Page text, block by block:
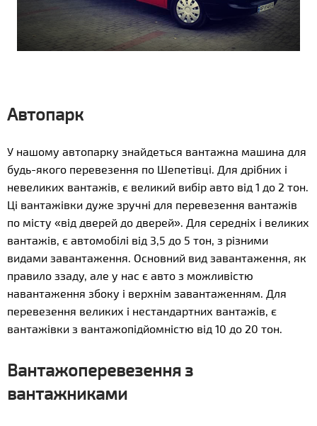
Автопарк
У нашому автопарку знайдеться вантажна машина для
будь-якого перевезення по Шепетівці. Для дрібних і
невеликих вантажів, є великий вибір авто від 1 до 2 тон.
Ці вантажівки дуже зручні для перевезення вантажів
по місту «від дверей до дверей». Для середніх і великих
вантажів, є автомобілі від 3,5 до 5 тон, з різними
видами завантаження. Основний вид завантаження, як
правило ззаду, але у нас є авто з можливістю
навантаження збоку і верхнім завантаженням. Для
перевезення великих і нестандартних вантажів, є
вантажівки з вантажопідйомністю від 10 до 20 тон.
Вантажоперевезення з
вантажниками